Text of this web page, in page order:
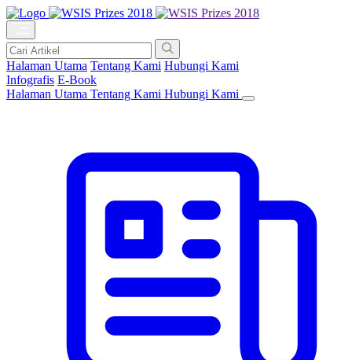
Halaman Utama Tentang Kami Hubungi Kami
Infografis E-Book
Halaman Utama Tentang Kami Hubungi Kami